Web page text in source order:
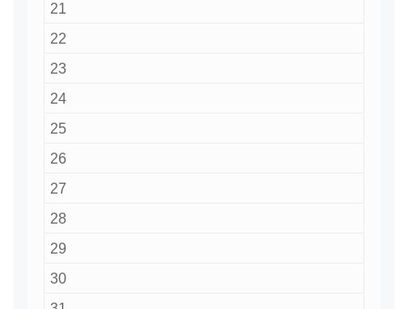
21
22
23
24
25
26
27
28
29
30